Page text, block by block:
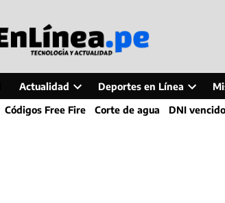
Actualidad
Open
dropdown
Deportes en Línea
Open
dropdown
Códigos Free Fire Corte de agua DNI vencido